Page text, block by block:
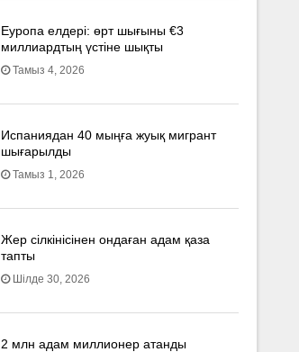
Еуропа елдері: өрт шығыны €3
миллиардтың үстіне шықты
Тамыз 4, 2026
Испаниядан 40 мыңға жуық мигрант
шығарылды
Тамыз 1, 2026
Жер сілкінісінен ондаған адам қаза
тапты
Шілде 30, 2026
2 млн адам миллионер атанды